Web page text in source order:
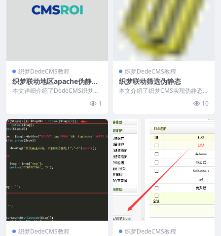
织梦DedeCMS教程
织梦联动地区apache伪静态
规则
本文详细介绍了DedeCMS织梦分
1
织梦DedeCMS教程
织梦联动筛选伪静态
本文介绍了织梦CMS实现伪静态筛
10
织梦DedeCMS教程 织梦DedeCMS教程